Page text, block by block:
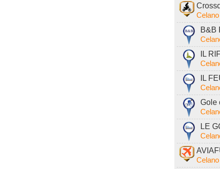
B&B
IL
IL
Gole
LE